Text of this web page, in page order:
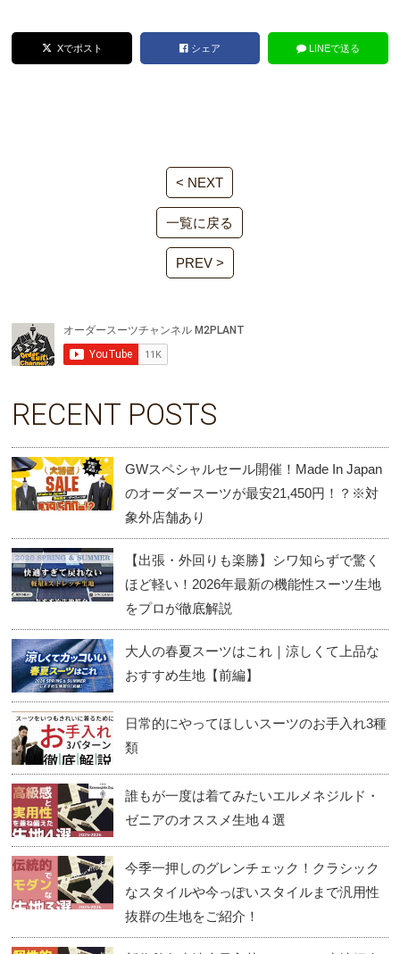
Xでポスト シェア LINEで送る
< NEXT
一覧に戻る
PREV >
RECENT POSTS
GWスペシャルセール開催！Made In Japan
のオーダースーツが最安21,450円！？※対
象外店舗あり
【出張・外回りも楽勝】シワ知らずで驚く
ほど軽い！2026年最新の機能性スーツ生地
をプロが徹底解説
大人の春夏スーツはこれ｜涼しくて上品な
おすすめ生地【前編】
日常的にやってほしいスーツのお手入れ3種
類
誰もが一度は着てみたいエルメネジルド・
ゼニアのオススメ生地４選
今季一押しのグレンチェック！クラシック
なスタイルや今っぽいスタイルまで汎用性
抜群の生地をご紹介！